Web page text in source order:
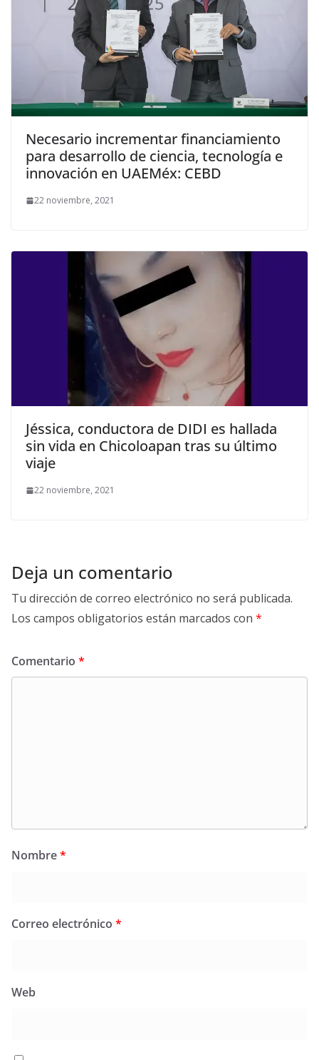
Necesario incrementar financiamiento
para desarrollo de ciencia, tecnología e
innovación en UAEMéx: CEBD
22 noviembre, 2021
Jéssica, conductora de DIDI es hallada
sin vida en Chicoloapan tras su último
viaje
22 noviembre, 2021
Deja un comentario
Tu dirección de correo electrónico no será publicada.
Los campos obligatorios están marcados con *
Comentario *
Nombre*
Correo electrónico *
Web